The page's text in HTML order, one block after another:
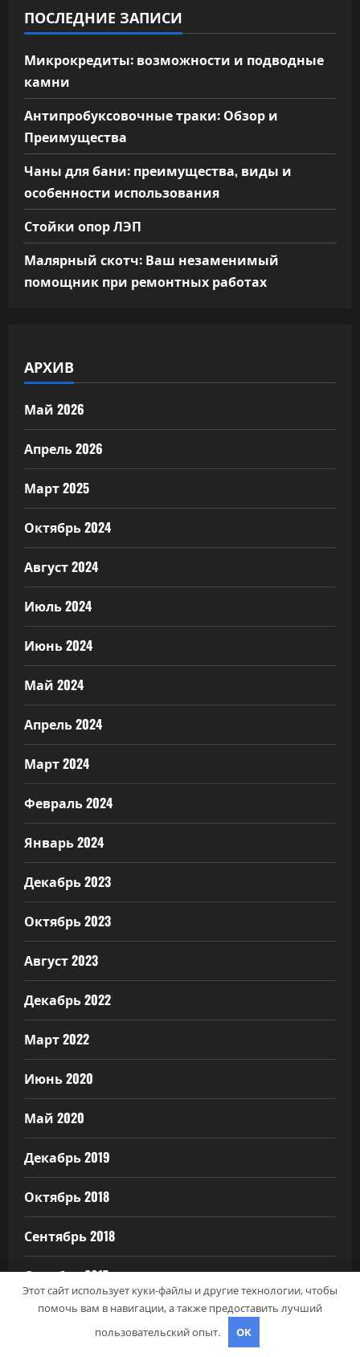
ПОСЛЕДНИЕ ЗАПИСИ
Микрокредиты: возможности и подводные
камни
Антипробуксовочные траки: Обзор и
Преимущества
Чаны для бани: преимущества, виды и
особенности использования
Стойки опор ЛЭП
Малярный скотч: Ваш незаменимый
помощник при ремонтных работах
АРХИВ
Май 2026
Апрель 2026
Март 2025
Октябрь 2024
Август 2024
Июль 2024
Июнь 2024
Май 2024
Апрель 2024
Март 2024
Февраль 2024
Январь 2024
Декабрь 2023
Октябрь 2023
Август 2023
Декабрь 2022
Март 2022
Июнь 2020
Май 2020
Декабрь 2019
Октябрь 2018
Сентябрь 2018
Октябрь 2017
Июнь 2017
Этот сайт использует куки-файлы и другие технологии, чтобы
помочь вам в навигации, а также предоставить лучший
пользовательский опыт.
OK